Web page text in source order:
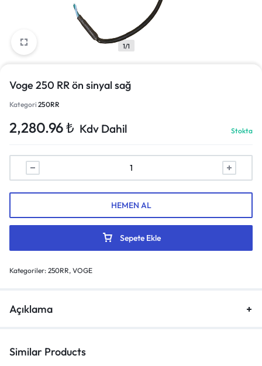
1/1
Voge 250 RR ön sinyal sağ
Kategori 250RR
2,280.96₺ Kdv Dahil Stokta
Sepete Ekle
HEMEN AL
Kategoriler: 250RR, VOGE
Açıklama
Similar Products